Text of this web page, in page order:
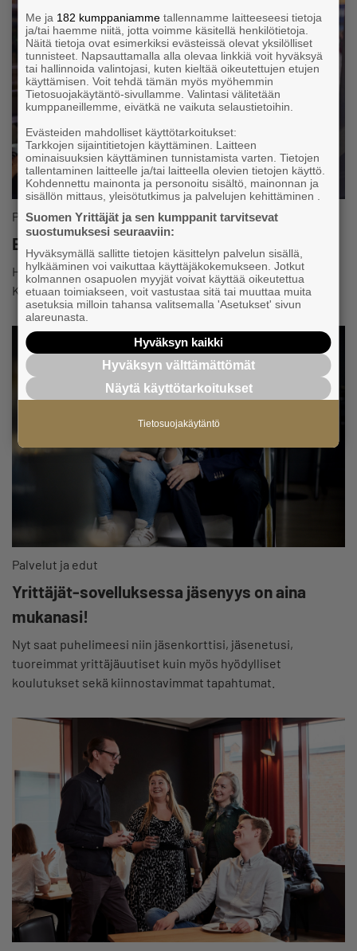
Palvelut ja edut
Etuja ja alennuksia jäsenille
Hyödynnä kumppaneidemme edut ja tee selvää säästöä.
Katso listaus kaikista eduista!
Palvelut ja edut
Yrittäjät-sovelluksessa jäsenyys on aina
mukanasi!
Nyt saat puhelimeesi niin jäsenkorttisi, jäsenetusi,
tuoreimmat yrittäjäuutiset kuin myös hyödylliset
koulutukset sekä kiinnostavimmat tapahtumat.
Me ja 182 kumppaniamme tallennamme laitteeseesi tietoja
ja/tai haemme niitä, jotta voimme käsitellä henkilötietoja.
Näitä tietoja ovat esimerkiksi evästeissä olevat yksilölliset
tunnisteet. Napsauttamalla alla olevaa linkkiä voit hyväksyä
tai hallinnoida valintojasi, kuten kieltää oikeutettujen etujen
käyttämisen. Voit tehdä tämän myös myöhemmin
Tietosuojakäytäntö-sivullamme. Valintasi välitetään
kumppaneillemme, eivätkä ne vaikuta selaustietoihin.
Evästeiden mahdolliset käyttötarkoitukset:
Tarkkojen sijaintitietojen käyttäminen. Laitteen
ominaisuuksien käyttäminen tunnistamista varten. Tietojen
tallentaminen laitteelle ja/tai laitteella olevien tietojen käyttö.
Kohdennettu mainonta ja personoitu sisältö, mainonnan ja
sisällön mittaus, yleisötutkimus ja palvelujen kehittäminen .
Suomen Yrittäjät ja sen kumppanit tarvitsevat
suostumuksesi seuraaviin:
Hyväksymällä sallitte tietojen käsittelyn palvelun sisällä,
hylkääminen voi vaikuttaa käyttäjäkokemukseen. Jotkut
kolmannen osapuolen myyjät voivat käyttää oikeutettua
etuaan toimiakseen, voit vastustaa sitä tai muuttaa muita
asetuksia milloin tahansa valitsemalla 'Asetukset' sivun
alareunasta.
Hyväksyn kaikki
Hyväksyn välttämättömät
Näytä käyttötarkoitukset
Tietosuojakäytäntö